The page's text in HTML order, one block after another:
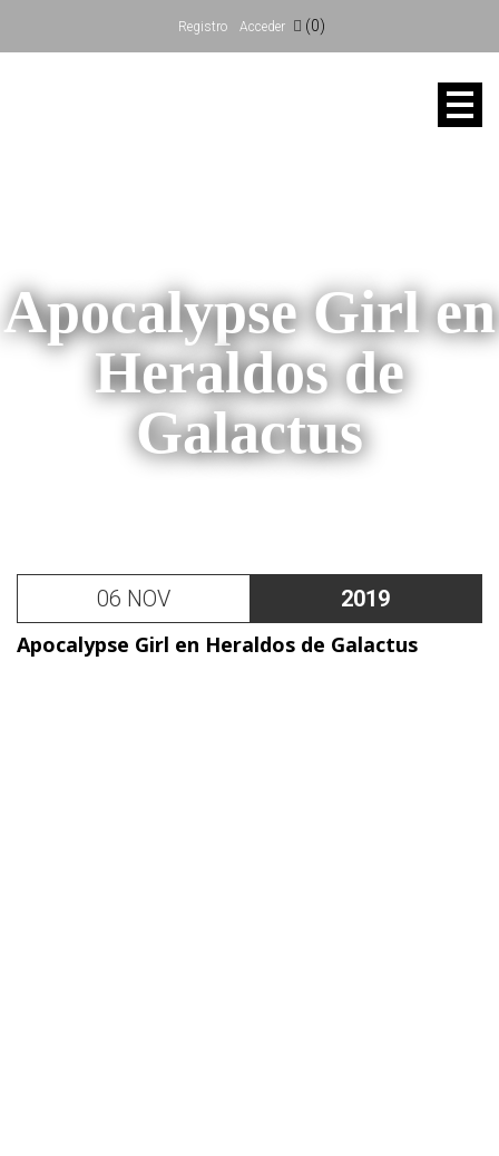
Registro Acceder (0)
Apocalypse Girl en
Heraldos de
Galactus
06 NOV
2019
Apocalypse Girl en Heraldos de Galactus